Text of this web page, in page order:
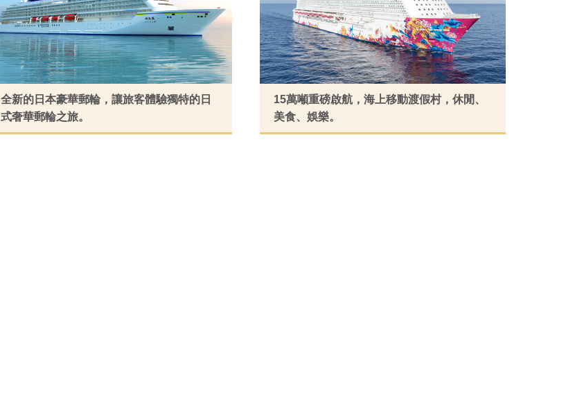
看行程
全新的日本豪華郵輪，讓旅客體驗獨特的日
式奢華郵輪之旅。
看行程
15萬噸重磅啟航，海上移動渡假村，休閒、
美食、娛樂。